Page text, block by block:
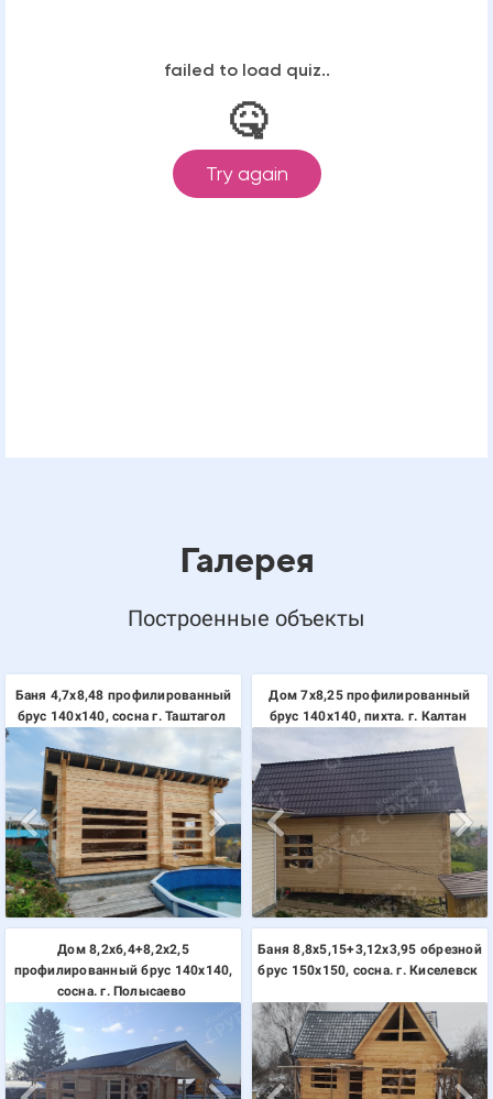
Галерея
Построенные объекты
Баня 4,7х8,48 профилированный
брус 140х140, сосна г. Таштагол
Дом 7х8,25 профилированный
брус 140х140, пихта. г. Калтан
Дом 8,2х6,4+8,2х2,5
профилированный брус 140х140,
сосна. г. Полысаево
Баня 8,8х5,15+3,12х3,95 обрезной
брус 150х150, сосна. г. Киселевск